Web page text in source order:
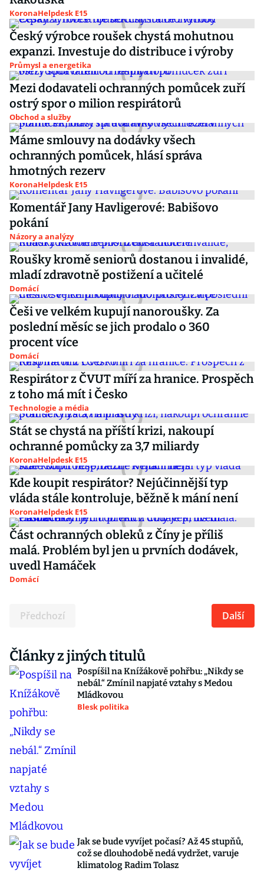
KoronaHelpdesk E15
Český výrobce roušek chystá mohutnou
expanzi. Investuje do distribuce i výroby
Průmysl a energetika
Mezi dodavateli ochranných pomůcek zuří
ostrý spor o milion respirátorů
Obchod a služby
Máme smlouvy na dodávky všech
ochranných pomůcek, hlásí správa
hmotných rezerv
KoronaHelpdesk E15
Komentář Jany Havligerové: Babišovo
pokání
Názory a analýzy
Roušky kromě seniorů dostanou i invalidé,
mladí zdravotně postižení a učitelé
Domácí
Češi ve velkém kupují nanoroušky. Za
poslední měsíc se jich prodalo o 360
procent více
Domácí
Respirátor z ČVUT míří za hranice. Prospěch
z toho má mít i Česko
Technologie a média
Stát se chystá na příští krizi, nakoupí
ochranné pomůcky za 3,7 miliardy
KoronaHelpdesk E15
Kde koupit respirátor? Nejúčinnější typ
vláda stále kontroluje, běžně k mání není
KoronaHelpdesk E15
Část ochranných obleků z Číny je příliš
malá. Problém byl jen u prvních dodávek,
uvedl Hamáček
Domácí
Předchozí Další
Články z jiných titulů
Pospíšil na Knížákově pohřbu: „Nikdy se
nebál.“ Zmínil napjaté vztahy s Medou
Mládkovou
Blesk politika
Jak se bude vyvíjet počasí? Až 45 stupňů,
což se dlouhodobě nedá vydržet, varuje
klimatolog Radim Tolasz